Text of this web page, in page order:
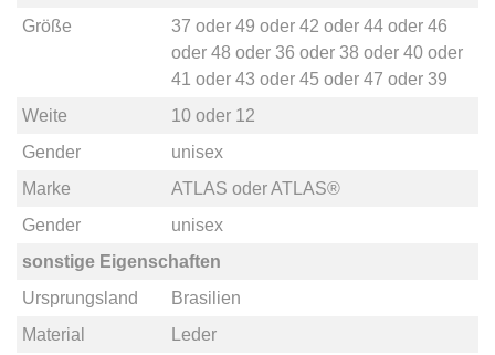
Größe
37 oder 49 oder 42 oder 44oder 46
oder 48 oder 36 oder 38 oder 40oder
41 oder 43 oder 45 oder 47 oder 39
Weite
10oder 12
Gender
unisex
Marke
ATLAS oderATLAS®
Gender
unisex
sonstige Eigenschaften
Ursprungsland
Brasilien
Material
Leder